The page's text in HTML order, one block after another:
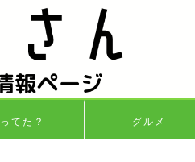
てた？ グルメ